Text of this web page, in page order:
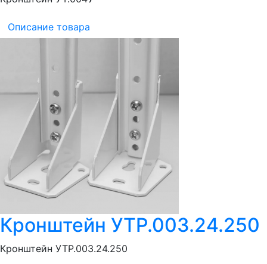
Описание товара
Кронштейн УТР.003.24.250
Кронштейн УТР.003.24.250